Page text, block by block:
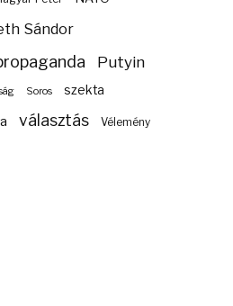
Sándor
Putyin
Soros szekta
választás Vélemény